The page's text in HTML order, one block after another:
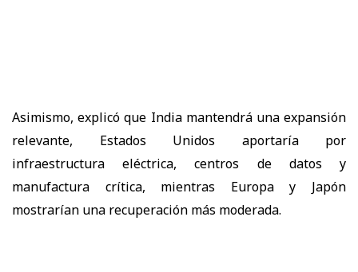
Asimismo, explicó que India mantendrá una expansión
relevante, Estados Unidos aportaría por
infraestructura eléctrica, centros de datos y
manufactura crítica, mientras Europa y Japón
mostrarían una recuperación más moderada.